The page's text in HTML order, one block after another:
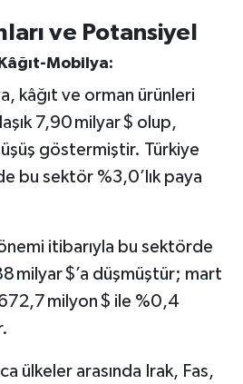
ve Potansiyel
Mobilya:
kâğıt ve orman ürünleri
7,90 milyar $ olup,
göstermiştir. Türkiye
bu sektör %3,0’lık paya
itibarıyla bu sektörde
milyar $’a düşmüştür; mart
672,7 milyon $ ile %0,4
ülkeler arasında Irak, Fas,